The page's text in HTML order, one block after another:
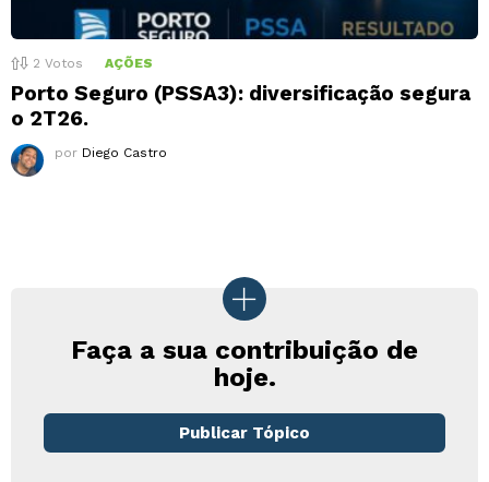
2 Votos AÇÕES
Porto Seguro (PSSA3): diversificação segura
o 2T26.
por Diego Castro
Faça a sua contribuição de
hoje.
Publicar Tópico